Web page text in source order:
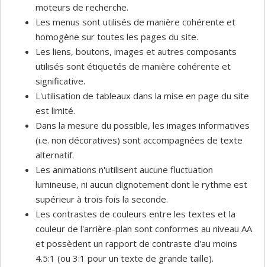
moteurs de recherche.
Les menus sont utilisés de manière cohérente et
homogène sur toutes les pages du site.
Les liens, boutons, images et autres composants
utilisés sont étiquetés de manière cohérente et
significative.
L'utilisation de tableaux dans la mise en page du site
est limité.
Dans la mesure du possible, les images informatives
(i.e. non décoratives) sont accompagnées de texte
alternatif.
Les animations n'utilisent aucune fluctuation
lumineuse, ni aucun clignotement dont le rythme est
supérieur à trois fois la seconde.
Les contrastes de couleurs entre les textes et la
couleur de l'arrière-plan sont conformes au niveau AA
et possèdent un rapport de contraste d'au moins
4.5:1 (ou 3:1 pour un texte de grande taille).